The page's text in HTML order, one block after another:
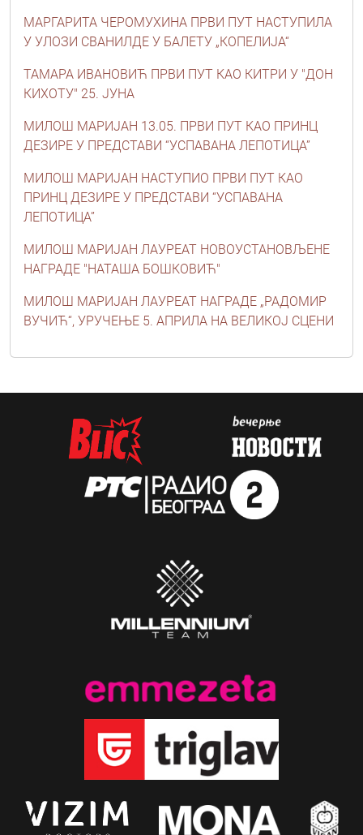
МАРГАРИТА ЧЕРОМУХИНА ПРВИ ПУТ НАСТУПИЛА
У УЛОЗИ СВАНИЛДЕ У БАЛЕТУ „КОПЕЛИЈА“
ТАМАРА ИВАНОВИЋ ПРВИ ПУТ КАО КИТРИ У "ДОН
КИХОТУ" 25. ЈУНА
МИЛОШ МАРИЈАН 13.05. ПРВИ ПУТ КАО ПРИНЦ
ДЕЗИРЕ У ПРЕДСТАВИ “УСПАВАНА ЛЕПОТИЦА”
МИЛОШ МАРИЈАН НАСТУПИО ПРВИ ПУТ КАО
ПРИНЦ ДЕЗИРЕ У ПРЕДСТАВИ “УСПАВАНА
ЛЕПОТИЦА”
МИЛОШ МАРИЈАН ЛАУРЕАТ НОВОУСТАНОВЉЕНЕ
НАГРАДЕ "НАТАША БОШКОВИЋ"
МИЛОШ МАРИЈАН ЛАУРЕАТ НАГРАДЕ „РАДОМИР
ВУЧИЋ“, УРУЧЕЊЕ 5. АПРИЛА НА ВЕЛИКОЈ СЦЕНИ